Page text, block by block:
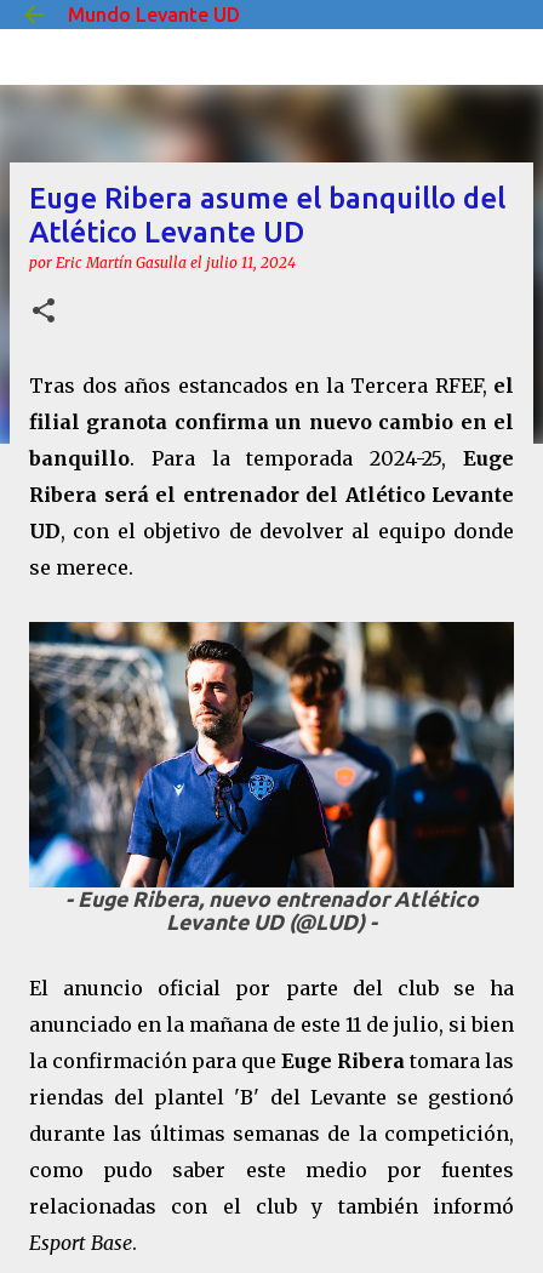
Ir al contenido principal
Mundo Levante UD
Euge Ribera asume el banquillo del
Atlético Levante UD
por Eric Martín Gasulla el julio 11, 2024
Tras dos años estancados en la Tercera RFEF, el
filial granota confirma un nuevo cambio en el
banquillo. Para la temporada 2024-25, Euge
Ribera será el entrenador del Atlético Levante
UD, con el objetivo de devolver al equipo donde
se merece.
- Euge Ribera, nuevo entrenador Atlético
Levante UD (@LUD) -
El anuncio oficial por parte del club se ha
anunciado en la mañana de este 11 de julio, si bien
la confirmación para que Euge Riberatomara las
riendas del plantel 'B' del Levante se gestionó
durante las últimas semanas de la competición,
como pudo saber este medio por fuentes
relacionadas con el club y también informó
Esport Base.